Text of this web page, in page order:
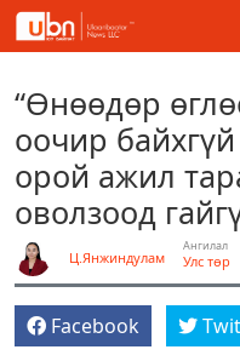
“Өнөөдөр
оочир
орой ажил
оволзоод
Ц.Янжиндулам
Ангилал
Улс төр
Facebook